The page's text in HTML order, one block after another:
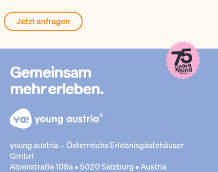
Gemeinsam
mehr erleben.
young austria – Österreichs Erlebnisgästehäuser
GmbH
Alpenstraße 108a • 5020 Salzburg • Austria